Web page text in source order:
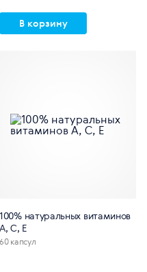
В корзину
100% натуральных витаминов
A, C, E
60 капсул